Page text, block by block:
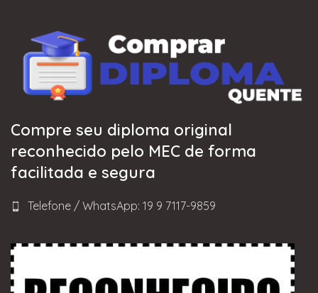
Compre seu diploma original
reconhecido pelo MEC de forma
facilitada e segura
Telefone / WhatsApp: 19 9 7117-9859